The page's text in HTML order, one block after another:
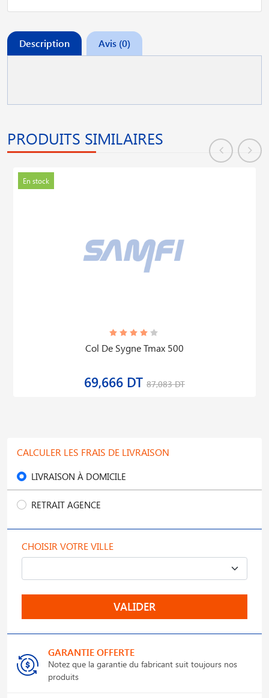
Description Avis (0)
PRODUITS SIMILAIRES
En stock
Col De Sygne Tmax 500
69,666 DT 87,083 DT
CALCULER LES FRAIS DE LIVRAISON
LIVRAISON À DOMICILE
RETRAIT AGENCE
CHOISIR VOTRE VILLE
VALIDER
GARANTIE OFFERTE
Notez que la garantie du fabricant suit toujours nos
produits